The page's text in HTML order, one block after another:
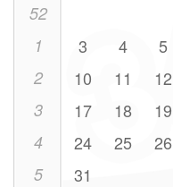
52
1 3 4 5
2 10 11 12
3 17 18 19
4 24 25 26
5 31